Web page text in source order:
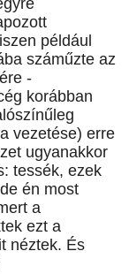
például
száműzte az
-
korábban
vezetése) erre
ugyanakkor
tessék, ezek
én most
a
ezt a
néztek. És